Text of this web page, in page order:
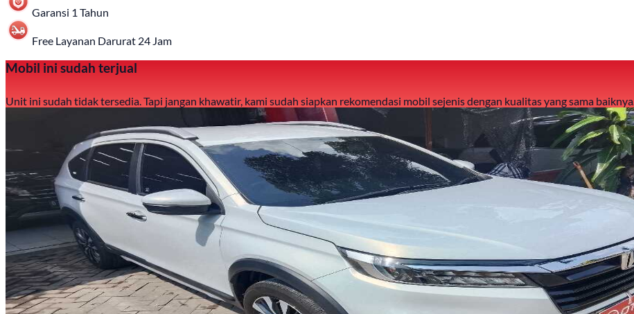
Garansi 1 Tahun
Free Layanan Darurat 24 Jam
Mobil ini sudah terjual
Unit ini sudah tidak tersedia. Tapi jangan khawatir, kami sudah siapkan rekomendasi mobil sejenis dengan kualitas yang sama baiknya.